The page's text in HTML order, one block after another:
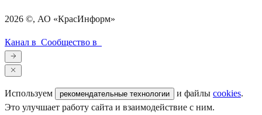
2026 ©, АО «КрасИнформ»
Канал в Сообщество в
Используем рекомендательные технологии и файлы cookies.
Это улучшает работу сайта и взаимодействие с ним.